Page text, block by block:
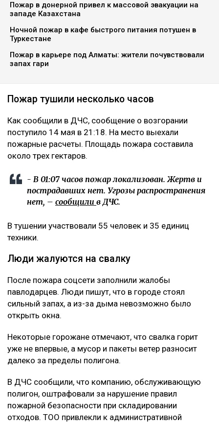
Пожар в донерной привел к массовой эвакуации на
западе Казахстана
Ночной пожар в кафе быстрого питания потушен в
Туркестане
Пожар в карьере под Алматы: жители почувствовали
запах гари
Пожар тушили несколько часов
Как сообщили в ДЧС, сообщение о возгорании
поступило 14 мая в 21:18. На место выехали
пожарные расчеты. Площадь пожара составила
около трех гектаров.
- В 01:07 часов пожар локализован. Жертв и
пострадавших нет. Угрозы распространения
нет, – сообщили в ДЧС.
В тушении участвовали 55 человек и 35 единиц
техники.
Люди жалуются на свалку
После пожара соцсети заполнили жалобы
павлодарцев. Люди пишут, что в городе стоял
сильный запах, а из-за дыма невозможно было
открыть окна.
Некоторые горожане отмечают, что свалка горит
уже не впервые, а мусор и пакеты ветер разносит
далеко за пределы полигона.
В ДЧС сообщили, что компанию, обслуживающую
полигон, оштрафовали за нарушение правил
пожарной безопасности при складировании
отходов. ТОО привлекли к административной